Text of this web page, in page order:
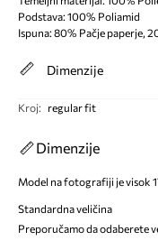
Podstava: 100% Poliamid
Ispuna: 80% Pačje paperje,
Dimenzije
Kroj: regular fit
Dimenzije
Model na fotografiji je visok
Standardna veličina
Preporučamo da odaberete